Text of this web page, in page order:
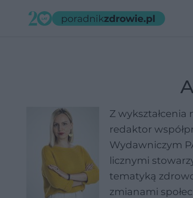
Z
redaktor
Wydawniczym
licznymi
tematyką
zmianami